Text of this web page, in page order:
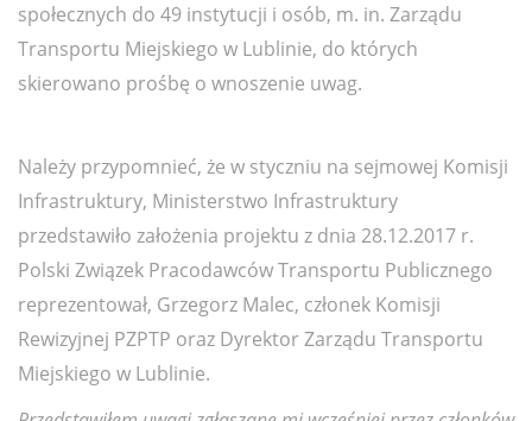
społecznych do 49 instytucji i osób, m. in. Zarządu
Transportu Miejskiego w Lublinie, do których
skierowano prośbę o wnoszenie uwag.
Należy przypomnieć, że w styczniu na sejmowej Komisji
Infrastruktury, Ministerstwo Infrastruktury
przedstawiło założenia projektu z dnia 28.12.2017 r.
Polski Związek Pracodawców Transportu Publicznego
reprezentował, Grzegorz Malec, członek Komisji
Rewizyjnej PZPTP oraz Dyrektor Zarządu Transportu
Miejskiego w Lublinie.